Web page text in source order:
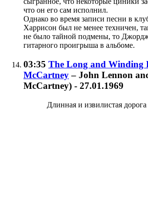
что он его сам исполнил.
Однако во время записи песни в
Харрисон был не менее техничен,
не было тайной подмены, то
гитарного проигрыша в альбоме.
03:35 The Long and Winding
McCartney – John Lennon
McCartney) - 27.01.1969
Длинная и извилистая дорога